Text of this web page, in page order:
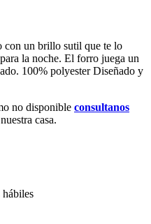
con un brillo sutil que te lo
la noche. El forro juega un
100% polyester Diseñado y
no disponible consultanos
casa.